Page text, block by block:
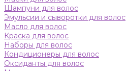
Шампуни для волос
Эмульсии и сыворотки для волос
Масло для волос
Краска для волос
Наборы для волос
Кондиционеры для волос
Оксиданты для волос